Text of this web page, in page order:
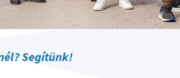
Segítünk!